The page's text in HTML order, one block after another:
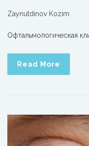
Zaynutdinov Kozim
Офтальмологическая
Read More